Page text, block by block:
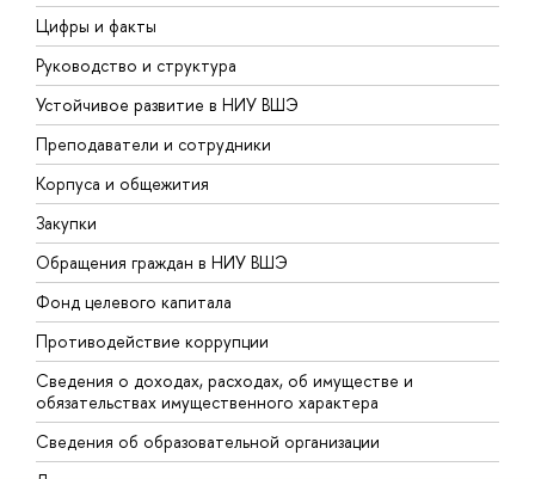
Цифры и факты
Руководство и структура
Устойчивое развитие в НИУ ВШЭ
Преподаватели и сотрудники
Корпуса и общежития
Закупки
Обращения граждан в НИУ ВШЭ
Фонд целевого капитала
Противодействие коррупции
Сведения о доходах, расходах, об имуществе и
обязательствах имущественного характера
Сведения об образовательной организации